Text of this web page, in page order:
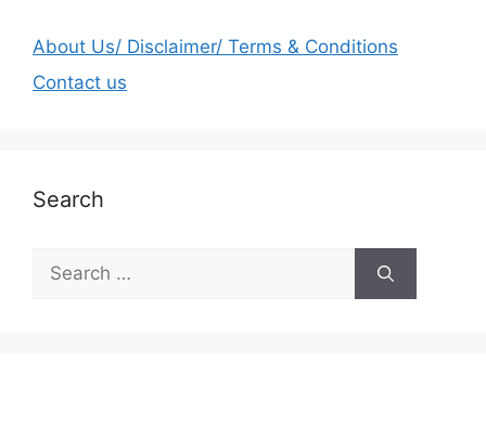
About Us/ Disclaimer/ Terms & Conditions
Contact us
Search